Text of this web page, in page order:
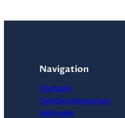
Navigation
Startseite
Testdienstleistungen
Methoden